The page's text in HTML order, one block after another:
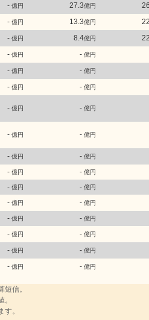
- 億円 27.3億円
- 億円 13.3億円
- 億円 8.4億円
- 億円 - 億円
- 億円 - 億円
- 億円 - 億円
- 億円 - 億円
- 億円 - 億円
- 億円 - 億円
- 億円 - 億円
- 億円 - 億円
- 億円 - 億円
- 億円 - 億円
- 億円 - 億円
- 億円 - 億円
- 億円 - 億円
信。
。